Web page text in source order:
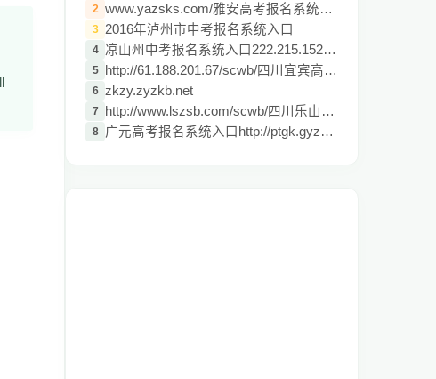
2 www.yazsks.com/雅安高考报名系统登陆入口
3 2016年泸州市中考报名系统入口
4 凉山州中考报名系统入口222.215.152.66:902
5 http://61.188.201.67/scwb/四川宜宾高考报
6 zkzy.zyzkb.net
7 http://www.lszsb.com/scwb/四川乐山市2014
8 广元高考报名系统入口http://ptgk.gyzsks.c